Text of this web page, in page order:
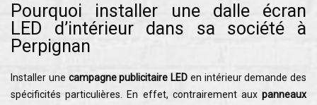
Pourquoi installer une dalle écran
LED d’intérieur dans sa société à
Perpignan
Installer une campagne publicitaire LED en intérieur demande des
spécificités particulières. En effet, contrairement aux panneaux